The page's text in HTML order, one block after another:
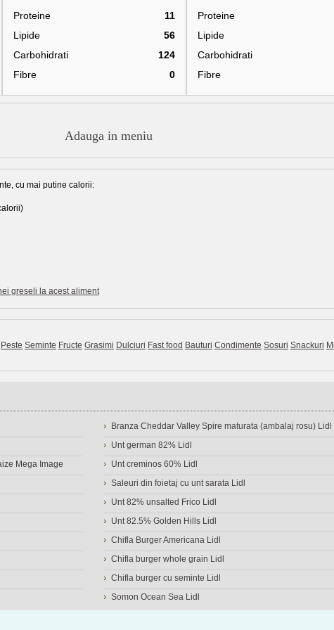
Proteine
11
Lipide
56
Carbohidrati
124
Fibre
0
Proteine
Lipide
Carbohidrati
Fibre
Adauga in meniu
cu mai putine calorii:
greseli la acest aliment
Peste Seminte Fructe Grasimi Dulciuri Fast food Bauturi Condimente Sosuri Snackuri
Mega Image
Branza Cheddar Valley Spire maturata (ambalaj rosu) Lidl
Unt german 82% Lidl
Unt creminos 60% Lidl
Saleuri din foietaj cu unt sarata Lidl
Unt 82% unsalted Frico Lidl
Unt 82.5% Golden Hills Lidl
Chifla Burger Americana Lidl
Chifla burger whole grain Lidl
Chifla burger cu seminte Lidl
Somon Ocean Sea Lidl